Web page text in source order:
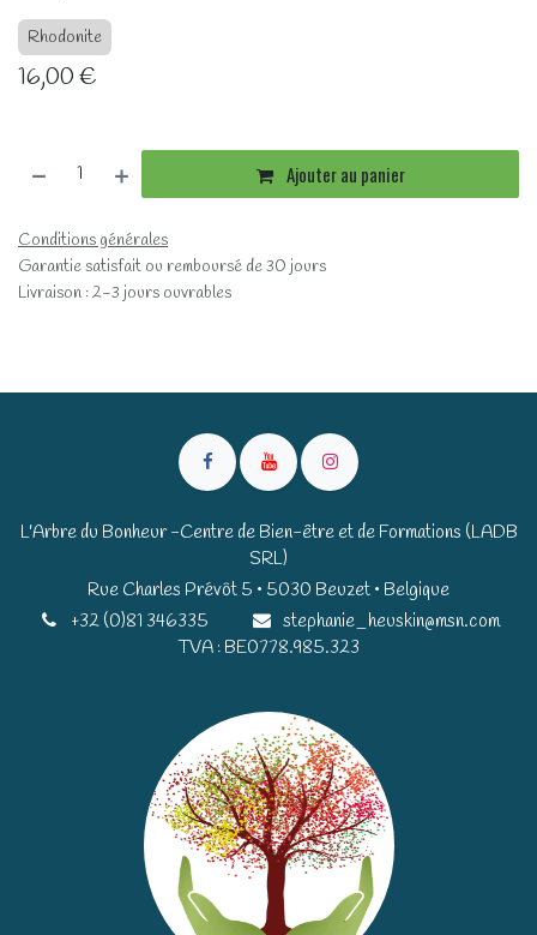
Rhodonite
16,00€
Ajouter au panier
Conditions générales
Garantie satisfait ou remboursé de 30 jours
Livraison : 2-3 jours ouvrables
L'Arbre du Bonheur -Centre de Bien-être et de Formations (LADB
SRL)
Rue Charles Prévôt 5 • 5030 Beuzet • Belgique​​
+32 (0)81 346335
stephanie_heuskin@msn.com
TVA : BE0778.985.323